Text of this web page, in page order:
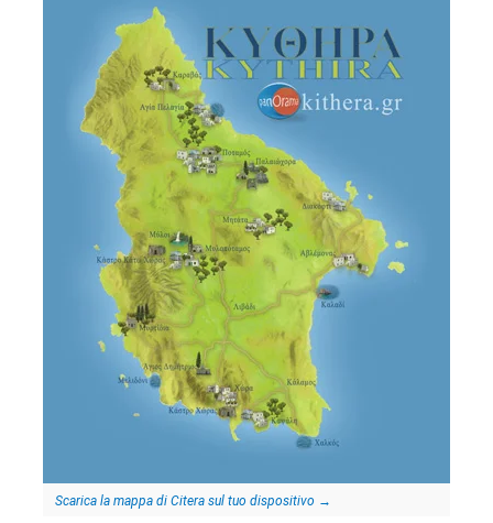
Scarica la mappa di Citera sul tuo dispositivo →